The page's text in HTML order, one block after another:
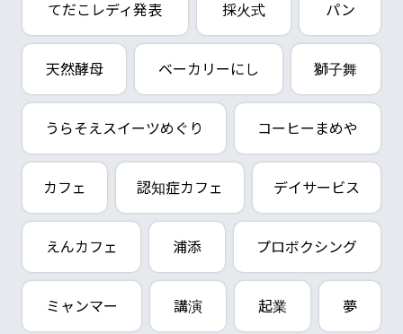
てだこレディ発表 採火式 パン
天然酵母 ベーカリーにし 獅子舞
うらそえスイーツめぐり コーヒーまめや
カフェ 認知症カフェ デイサービス
えんカフェ 浦添 プロボクシング
ミャンマー 講演 起業 夢